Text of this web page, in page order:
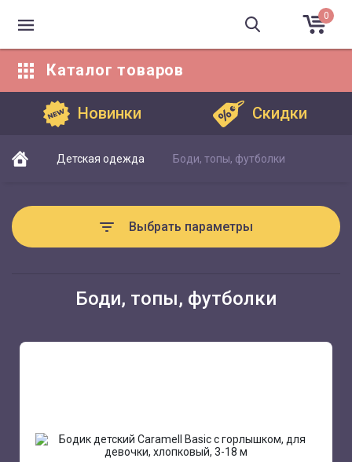
0
Каталог товаров
Новинки Скидки
Детская одежда Боди, топы, футболки
Выбрать параметры
Боди, топы, футболки